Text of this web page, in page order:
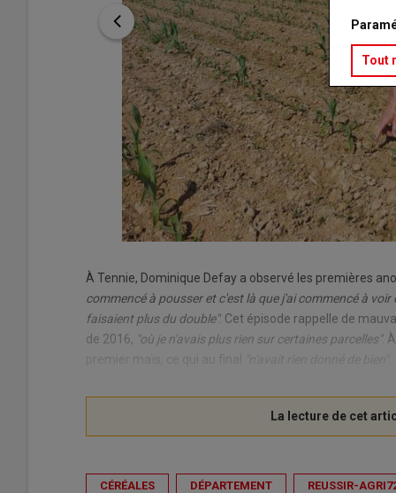
À Tennie, Dominique Defay a observé les premières
commencé à pousser et c'est là que j'ai commencé à
faisaient plus du double". Cet épisode rappelle de
de 2016, "où je n'avais plus rien sur certaines parcelles".
premier maïs, ce qui au final
CÉRÉALES DÉPARTEMENT REUSSIR-
Tout